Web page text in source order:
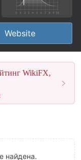
Website
WikiFX,
найдена.